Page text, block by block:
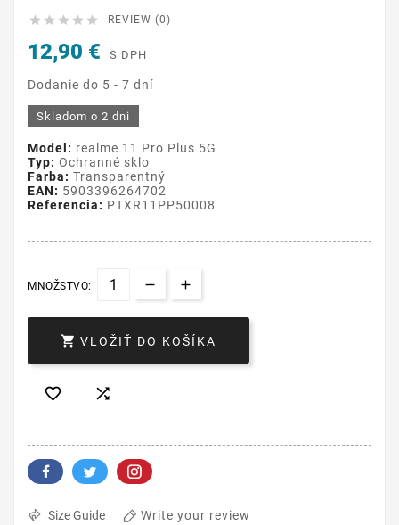
     REVIEW (0)
12,90 € S DPH
Dodanie do 5 - 7 dní
Skladom o 2 dni
Model: realme 11 Pro Plus 5G
Typ: Ochranné sklo
Farba: Transparentný
EAN: 5903396264702
Referencia: PTXR11PP50008
MNOŽSTVO:
 VLOŽIŤ DO KOŠÍKA
 
Size Guide Write your review